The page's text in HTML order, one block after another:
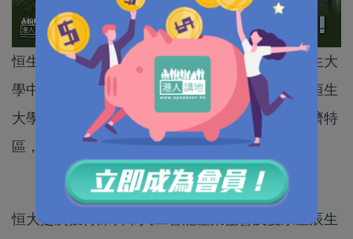
恒生大學宣布，於深圳前海和廣州南沙首設「恒生大
學中心」，標誌著大學積極投入大灣區的發展。恒生
大學校長何順文表示，南沙與前海均為大灣區經濟特
區，是次合作是恒大進駐大灣區的第一步。
恒大是次獲得深圳市人工智能產業協會及愛永星辰生